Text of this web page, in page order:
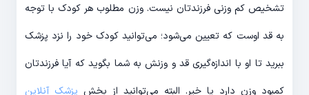
تشخیص کم وزنی فرزندتان نیست. وزن مطلوب هر کودک با توجه
به قد اوست که تعیین می‌شود؛ می‌توانید کودک خود را نزد پزشک
ببرید تا او با اندازه‌گیری قد و وزنش به شما بگوید که آیا فرزندتان
کمبود وزن دارد یا خیر. البته می‌توانید از بخش پزشک آنلاین